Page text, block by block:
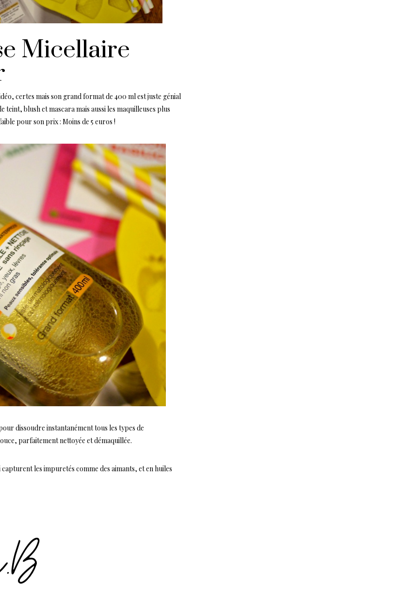
Micellaire
certes mais son grand format de 400 ml est juste génial
blush et mascara mais aussi les maquilleuses plus
pour son prix : Moins de 5 euros !
dissoudre instantanément tous les types de
parfaitement nettoyée et démaquillée.
les impuretés comme des aimants, et en huiles